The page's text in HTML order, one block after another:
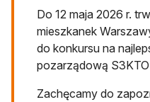
Do 12 maja 2026 r.
mieszkanek
do konkursu na
pozarządową
Zachęcamy do